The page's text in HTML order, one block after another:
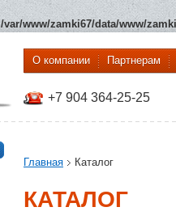
/var/www/zamki67/data/www/
О компании Партнерам
+7 904 364-25-25
Главная Каталог
КАТАЛОГ